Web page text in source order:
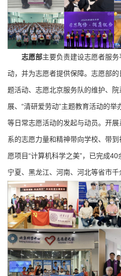
志愿部主要负责建设志愿者服
动，并为志愿者提供保障。志愿部
题活动、志愿北京服务队的维护、院
展、“清研爱劳动”主题教育活动的
等日常志愿活动的发起与动员。开
系的志愿力量和精神带向学校、带
愿项目“计算机科学之美”，已完成40
宁夏、黑龙江、河南、河北等省市千